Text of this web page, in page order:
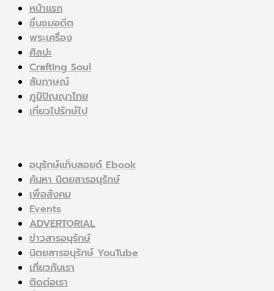
หน้าแรก
ชื่นชมอดีต
พระเครื่อง
ศิลปะ
Crafting Soul
สัมภาษณ์
ภูมิปัญญาไทย
เที่ยวไปรักษ์ไป
อนุรักษ์แท็บลอยด์ Ebook
ค้นหา นิตยสารอนุรักษ์
เพื่อสังคม
Events
ADVERTORIAL
ข่าวสารอนุรักษ์
นิตยสารอนุรักษ์ YouTube
เกี่ยวกับเรา
ติดต่อเรา